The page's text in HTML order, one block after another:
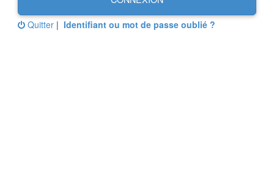
Quitter | Identifiant ou mot de passe oublié ?